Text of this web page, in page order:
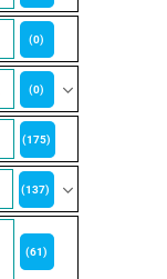
(0)
(0)
(175)
(137)
(61)